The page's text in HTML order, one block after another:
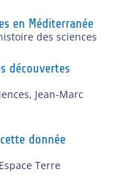
en Méditerranée
des sciences
découvertes
, Jean-Marc
donnée
Terre